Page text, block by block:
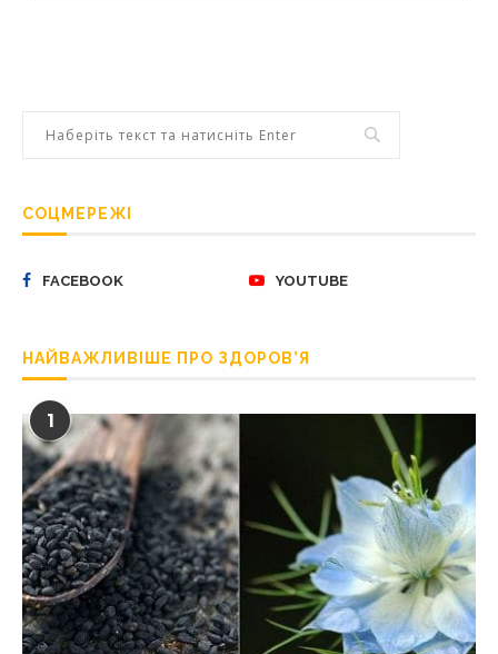
СОЦМЕРЕЖІ
FACEBOOK YOUTUBE
НАЙВАЖЛИВІШЕ ПРО ЗДОРОВ’Я
1